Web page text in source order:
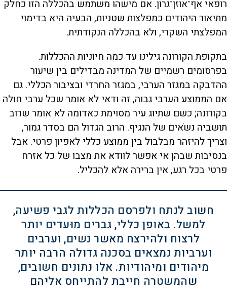
רופאי אף־אוזן־גרון. אם מישהו משתמש בהכללה הזו כחלק
מתיאור היהודים כמפלצות שטניות, הבעיה היא בדימוי
המפלצתי השקרי, ולא בהכללה הנקודתית.
בתקופת הקורונה גילינו עד כמה חיוניות ההכללות.
בפרסומים רשמיים של המדינה מבדילים בין שיעור
ההדבקה במגזר הערבי, במגזר החרדי ובציבור הכללי. גם
אם הממוצע הערבי גבוה, זה ודאי לא אומר שכל ערבי חולה
בקורונה; כשם שתיוג עיר מסוימת כאדומה לא אומר שרוב
תושביה נשֹאים של הנגיף. הרוב הגדול הם בסדר גמור,
וצריך להיזהר מבלבול בין ממוצע כללי לאפיון פרטי. אבל
בנסיבות שבהן אי אפשר לוודא את מצבו של כל אזרח
פרטי בכל רגע, אין ברירה אלא להכליל.
חשוב לנתח ולפרסם הכללות לגבי פשיעה,
למשל. באופן כללי, גברים מוּעדים יותר
לרצוח ולהירצח מאשר נשים, וערבים
וערביות נמצאים בסכנה גדולה הרבה יותר
מיהודים ומיהודיות. אלו נתונים חשובים,
שהמשטרה חייבת להתייחס אליהם